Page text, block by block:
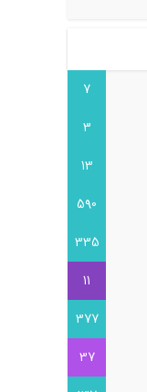
7
3
13
590
335
11
377
37